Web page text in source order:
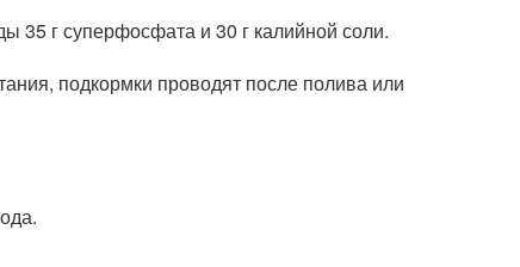
35 г суперфосфата и 30 г калийной соли.
подкормки проводят после полива или